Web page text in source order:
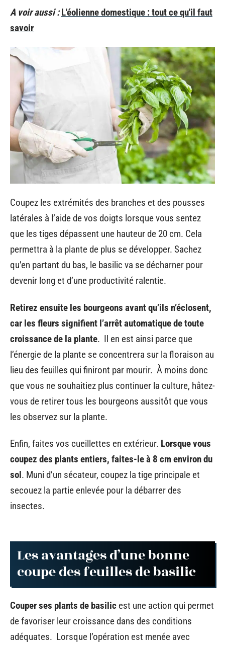
A voir aussi : L'éolienne domestique : tout ce qu'il faut
savoir
Coupez les extrémités des branches et des pousses
latérales à l’aide de vos doigts lorsque vous sentez
que les tiges dépassent une hauteur de 20 cm. Cela
permettra à la plante de plus se développer. Sachez
qu’en partant du bas, le basilic va se décharner pour
devenir long et d’une productivité ralentie.
Retirez ensuite les bourgeons avant qu’ils n’éclosent,
car les fleurs signifient l’arrêt automatique de toute
croissance de la plante. Il en est ainsi parce que
l’énergie de la plante se concentrera sur la floraison au
lieu des feuilles qui finiront par mourir. À moins donc
que vous ne souhaitiez plus continuer la culture, hâtez-
vous de retirer tous les bourgeons aussitôt que vous
les observez sur la plante.
Enfin, faites vos cueillettes en extérieur. Lorsque vous
coupez des plants entiers, faites-le à 8 cm environ du
sol. Muni d’un sécateur, coupez la tige principale et
secouez la partie enlevée pour la débarrer des
insectes.
Les avantages d’une bonne
coupe des feuilles de basilic
Couper ses plants de basilic est une action qui permet
de favoriser leur croissance dans des conditions
adéquates. Lorsque l’opération est menée avec